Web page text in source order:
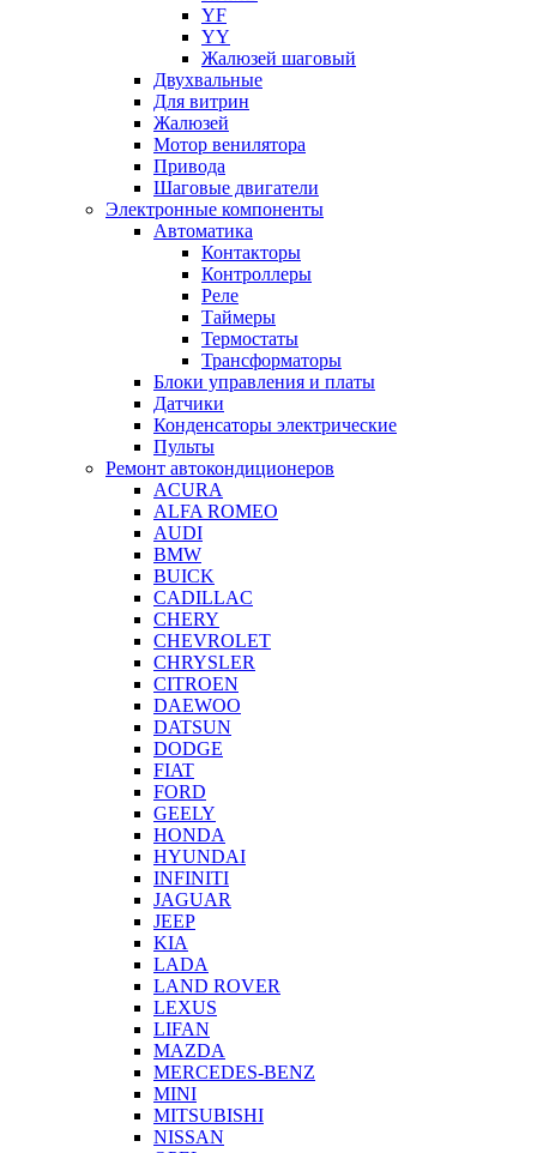
YF
YY
Жалюзей шаговый
Двухвальные
Для витрин
Жалюзей
Мотор венилятора
Привода
Шаговые двигатели
Электронные компоненты
Автоматика
Контакторы
Контроллеры
Реле
Таймеры
Термостаты
Трансформаторы
Блоки управления и платы
Датчики
Конденсаторы электрические
Пульты
Ремонт автокондиционеров
ACURA
ALFA ROMEO
AUDI
BMW
BUICK
CADILLAC
CHERY
CHEVROLET
CHRYSLER
CITROEN
DAEWOO
DATSUN
DODGE
FIAT
FORD
GEELY
HONDA
HYUNDAI
INFINITI
JAGUAR
JEEP
KIA
LADA
LAND ROVER
LEXUS
LIFAN
MAZDA
MERCEDES-BENZ
MINI
MITSUBISHI
NISSAN